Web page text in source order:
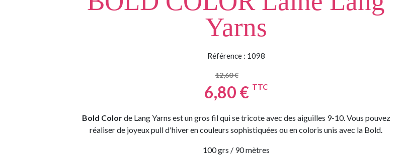
Yarns
Référence : 1098
12,60 €
6,80 € TTC
Bold Colorde Lang Yarns est un gros fil qui se tricote avec des aiguilles 9-10. Vous pouvez
réaliser de joyeux pull d'hiver en couleurs sophistiquées ou en coloris unis avec la Bold.
100 grs / 90 mètres